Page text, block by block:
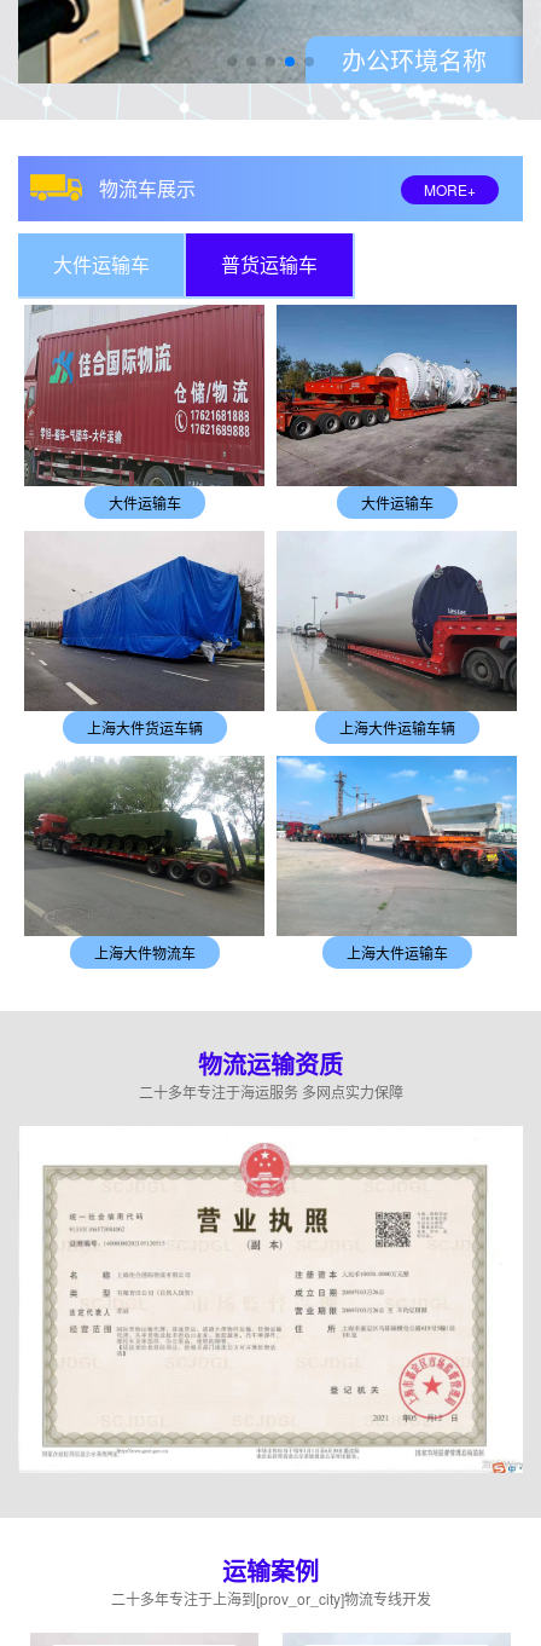
办公环境名称
物流车展示 MORE+
大件运输车 普货运输车
大件运输车 大件运输车
上海大件货运车辆 上海大件运输车辆
上海大件物流车 上海大件运输车
物流运输资质
二十多年专注于海运服务 多网点实力保障
运输案例
二十多年专注于上海到[prov_or_city]物流专线开发